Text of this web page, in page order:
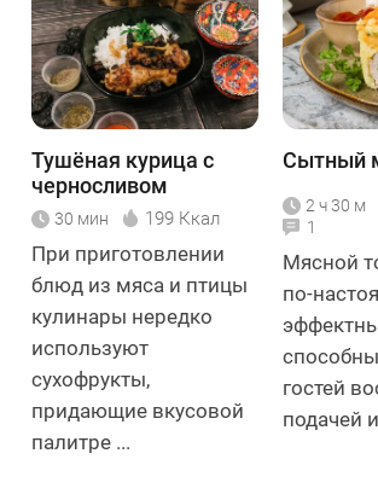
Тушёная курица с
черносливом
30 мин 199 Ккал
При приготовлении
блюд из мяса и птицы
кулинары нередко
используют
сухофрукты,
придающие вкусовой
палитре ...
Сытный
2 ч 30 м
1
Мясной
по-
гостей
подачей